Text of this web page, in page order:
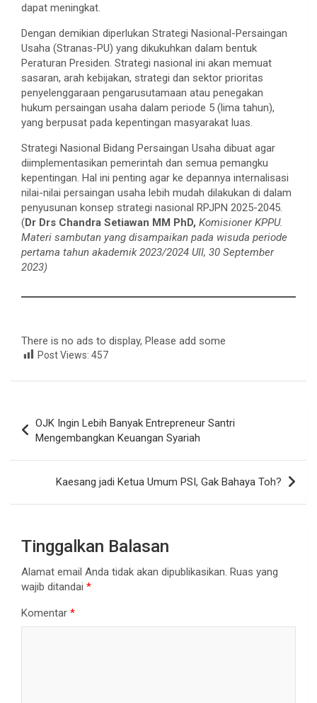
dapat meningkat.
Dengan demikian diperlukan Strategi Nasional-Persaingan
Usaha (Stranas-PU) yang dikukuhkan dalam bentuk
Peraturan Presiden. Strategi nasional ini akan memuat
sasaran, arah kebijakan, strategi dan sektor prioritas
penyelenggaraan pengarusutamaan atau penegakan
hukum persaingan usaha dalam periode 5 (lima tahun),
yang berpusat pada kepentingan masyarakat luas.
Strategi Nasional Bidang Persaingan Usaha dibuat agar
diimplementasikan pemerintah dan semua pemangku
kepentingan. Hal ini penting agar ke depannya internalisasi
nilai-nilai persaingan usaha lebih mudah dilakukan di dalam
penyusunan konsep strategi nasional RPJPN 2025-2045.
(Dr Drs Chandra Setiawan MM PhD, Komisioner KPPU.
Materi sambutan yang disampaikan pada wisuda periode
pertama tahun akademik 2023/2024 UII, 30 September
2023)
There is no ads to display, Please add some
Post Views: 457
pos
OJK Ingin Lebih Banyak Entrepreneur Santri
Mengembangkan Keuangan Syariah
Kaesang jadi Ketua Umum PSI, Gak Bahaya Toh?
Tinggalkan Balasan
Alamat email Anda tidak akan dipublikasikan. Ruas yang
wajib ditandai *
Komentar *